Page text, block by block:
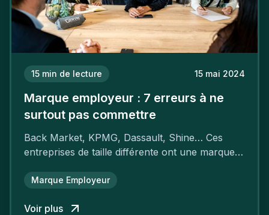
15 min de lecture 15 mai 2024
Marque employeur : 7 erreurs à ne
surtout pas commettre
Back Market, KPMG, Dassault, Shine… Ces
entreprises de taille différente ont une marque
attractivité et une fidélisation à faire pâlir leurs
Marque Employeur
Voir plus